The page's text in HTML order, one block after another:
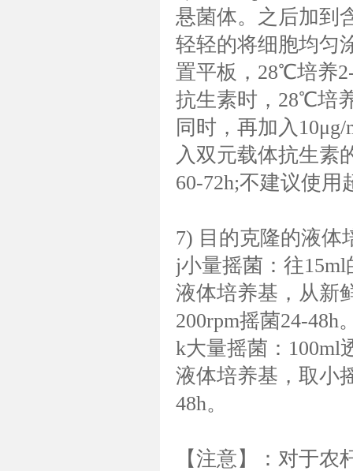
悬菌体。之后加到
轻轻的将细胞均匀
置平板，28℃培养
抗生素时，28℃培
同时，再加入
入双元载体抗生素
60-72h;不建议使
7) 目的克隆的液体
j小量摇菌：往
液体培养基，从新
200rpm摇菌24-48h
k大量摇菌：100ml
液体培养基，取小
48h。
【注意】：对于